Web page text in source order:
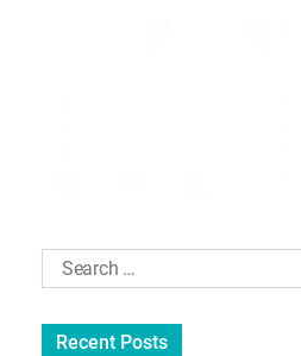
Recent Posts